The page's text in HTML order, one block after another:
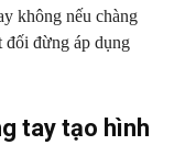
không nếu chàng
đối đừng áp dụng
tay tạo hình